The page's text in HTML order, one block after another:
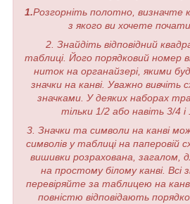
1.Розгорніть полотно, визначте
з якого ви хочете
2. Знайдіть відповідний
таблиці. Його порядковий номер
ниток на органайзері, якими
значки на канві. Уважно
значками. У деяких наборах
тільки 1/2 або навіть 3/4 і
3. Значки та символи на канві
символів у таблиці на паперовій
вишивки розрахована, загалом,
на простому білому канві. Всі
перевіряйте за таблицею на
повністю відповідають